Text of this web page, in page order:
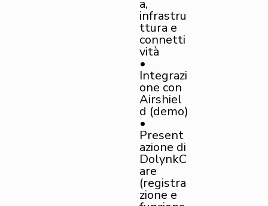
a,
infrastru
ttura e
connetti
vità
•
Integrazi
one con
Airshiel
d (demo)
•
Present
azione di
DolynkC
are
(registra
zione e